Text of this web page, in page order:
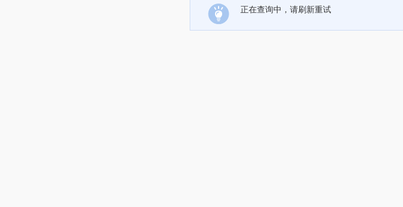
正在查询中，请刷新重试